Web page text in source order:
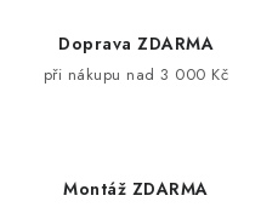
Doprava ZDARMA
při nákupu nad 3 000 Kč
Montáž ZDARMA